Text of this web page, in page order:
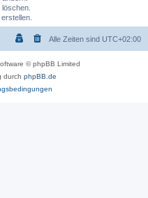
löschen.
Alle Zeiten sind UTC+02:00
© phpBB Limited
durch phpBB.de